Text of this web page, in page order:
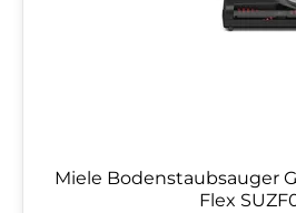
Miele Bodenstaubsauger
Flex